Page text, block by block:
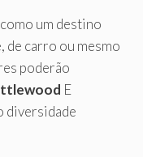
um destino
de carro ou mesmo
poderão
E
diversidade